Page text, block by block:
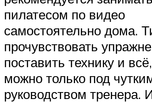
пилатесом по видео
самостоятельно дома.
прочувствовать
поставить технику и
можно только под
руководством тренера.